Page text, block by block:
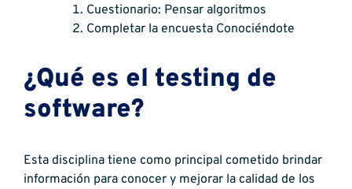
Cuestionario: Pensar algoritmos
Completar la encuesta Conociéndote
¿Qué es el testing de
software?
Esta disciplina tiene como principal cometido brindar
información para conocer y mejorar la calidad de los